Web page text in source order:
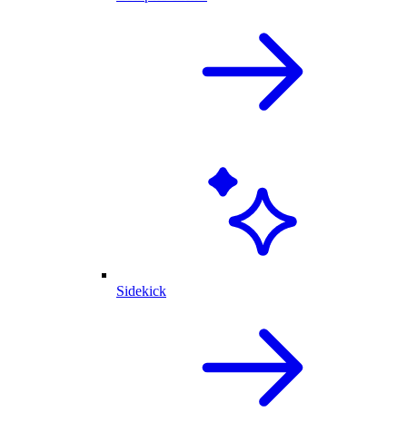
Sidekick